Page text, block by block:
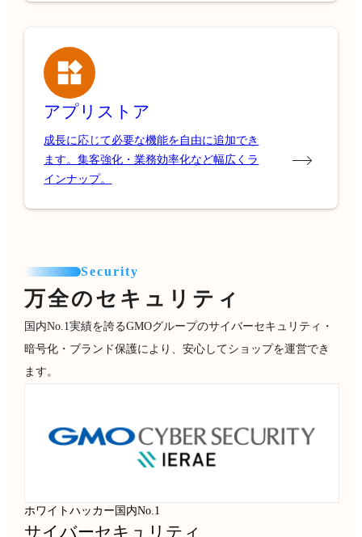
アプリストア
成長に応じて必要な機能を自由に追加でき
ます。集客強化・業務効率化など幅広くラ
インナップ。
Security
万全のセキュリティ
国内No.1実績を誇るGMOグループのサイバーセキュリティ・
暗号化・ブランド保護により、安心してショップを運営でき
ます。
ホワイトハッカー国内No.1
サイバーセキュリティ